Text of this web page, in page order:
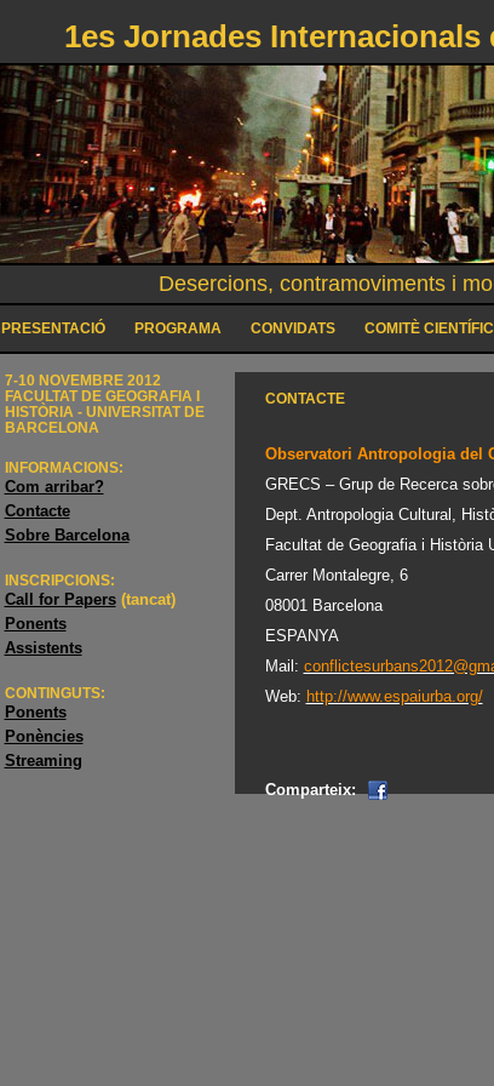
1es Jornades
Desercions, contramoviments i
PRESENTACIÓ PROGRAMA CONVIDATS COMITÈ CIENTÍFIC
7-10 NOVEMBRE 2012
FACULTAT DE GEOGRAFIA I
HISTÒRIA - UNIVERSITAT DE
BARCELONA
INFORMACIONS:
Com arribar?
Contacte
Sobre Barcelona
INSCRIPCIONS:
Call for Papers (tancat)
Ponents
Assistents
CONTINGUTS:
Ponents
Ponències
Streaming
CONTACTE
Observatori Antropologia del
GRECS – Grup de Recerca
Dept. Antropologia Cultural,
Facultat de Geografia i Història
Carrer Montalegre, 6
08001 Barcelona
ESPANYA
Mail:
Web: http://www.espaiurba.org/
Comparteix: